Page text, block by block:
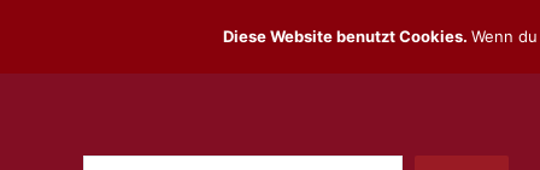
springen Suchen
Diese Website benutzt Cookies. Wenn